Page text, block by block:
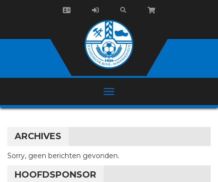
ARCHIVES
Sorry, geen berichten gevonden.
HOOFDSPONSOR